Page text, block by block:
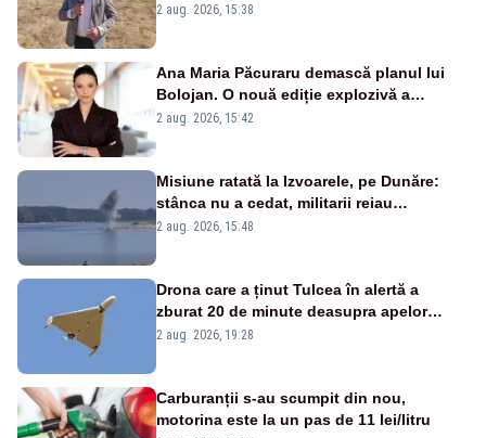
2 aug. 2026, 15:38
Ana Maria Păcuraru demască planul lui
Bolojan. O nouă ediție explozivă a
emisiunii „Miza Zilei” la Realitatea PLUS
2 aug. 2026, 15:42
Misiune ratată la Izvoarele, pe Dunăre:
stânca nu a cedat, militarii reiau
detonările luni – VIDEO
2 aug. 2026, 15:48
Drona care a ținut Tulcea în alertă a
zburat 20 de minute deasupra apelor
României. Au fost ridicate două F-16
2 aug. 2026, 19:28
Carburanții s-au scumpit din nou,
motorina este la un pas de 11 lei/litru